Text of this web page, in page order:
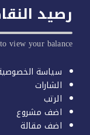
النقاط
Loginto view your
سياسة الخصوصية
الشارات
الرتب
اضف مشروع
اضف مقالة